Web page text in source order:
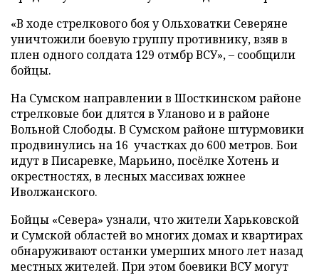
«В ходе стрелкового боя у Ольховатки Северяне
уничтожили боевую группу противнику, взяв в
плен одного солдата 129 отмбр ВСУ», – сообщили
бойцы.
На Сумском направлении в Шосткинском районе
стрелковые бои длятся в Уланово и в районе
Вольной Слободы. В Сумском районе штурмовики
продвинулись на 16 участках до 600 метров. Бои
идут в Писаревке, Марьино, посёлке Хотень и
окрестностях, в лесных массивах южнее
Иволжанского.
Бойцы «Севера» узнали, что жители Харьковской
и Сумской областей во многих домах и квартирах
обнаруживают останки умерших много лет назад
местных жителей. При этом боевики ВСУ могут